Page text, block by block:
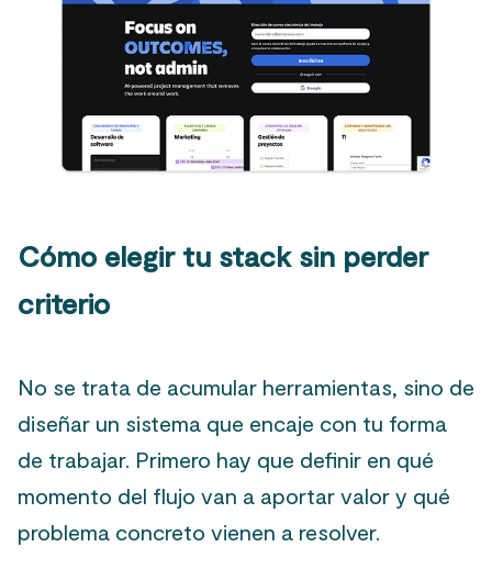
Cómo elegir tu stack sin perder
criterio
No se trata de acumular herramientas, sino de
diseñar un sistema que encaje con tu forma
de trabajar. Primero hay que definir en qué
momento del flujo van a aportar valor y qué
problema concreto vienen a resolver.